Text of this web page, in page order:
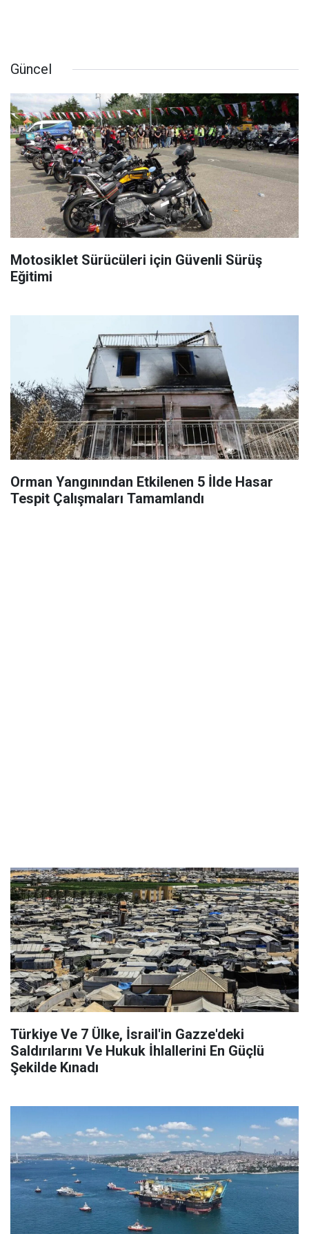
Güncel
Motosiklet Sürücüleri için Güvenli Sürüş
Eğitimi
Orman Yangınından Etkilenen 5 İlde Hasar
Tespit Çalışmaları Tamamlandı
Türkiye Ve 7 Ülke, İsrail'in Gazze'deki
Saldırılarını Ve Hukuk İhlallerini En Güçlü
Şekilde Kınadı